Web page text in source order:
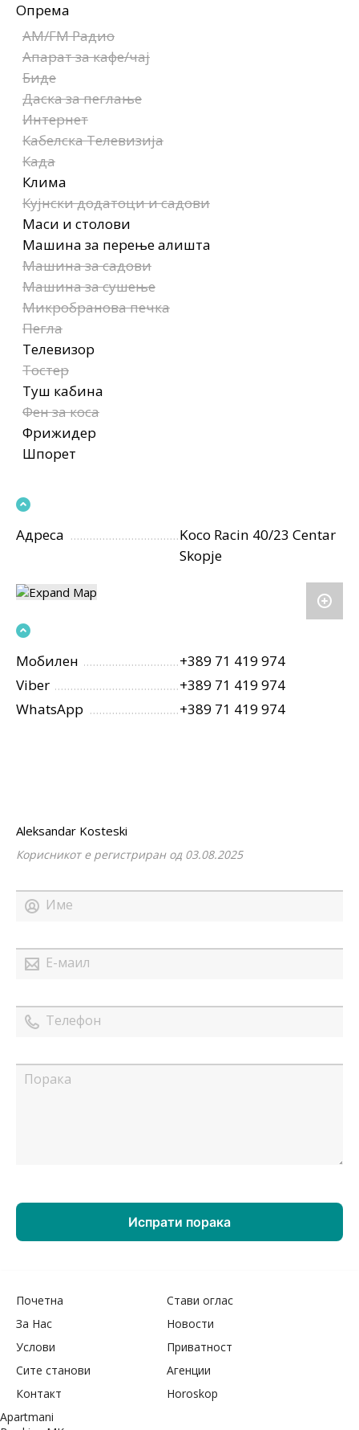
Опрема
AM/FM Радио
Апарат за кафе/чај
Биде
Даска за пеглање
Интернет
Кабелска Телевизија
Када
Клима
Кујнски додатоци и садови
Маси и столови
Машина за перење алишта
Машина за садови
Машина за сушење
Микробранова печка
Пегла
Телевизор
Тостер
Туш кабина
Фен за коса
Фрижидер
Шпорет
Адреса
Koco Racin 40/23 Centar
Skopje
Мобилен
+389 71 419 974
Viber
+389 71 419 974
WhatsApp
+389 71 419 974
Aleksandar Kosteski
Корисникот е регистриран од 03.08.2025
Почетна
Стави оглас
За Нас
Новости
Услови
Приватност
Сите станови
Агенции
Контакт
Horoskop
Apartmani